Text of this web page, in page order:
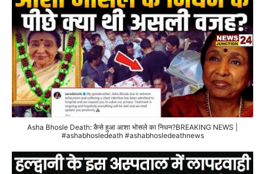
Asha Bhosle Death: कैसे हुआ आशा भोसले का निधन?BREAKING NEWS |
#ashabhosledeath #ashabhosledeathnews